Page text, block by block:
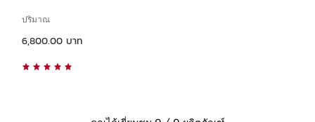
ปริมาณ
6,800.00 บาท